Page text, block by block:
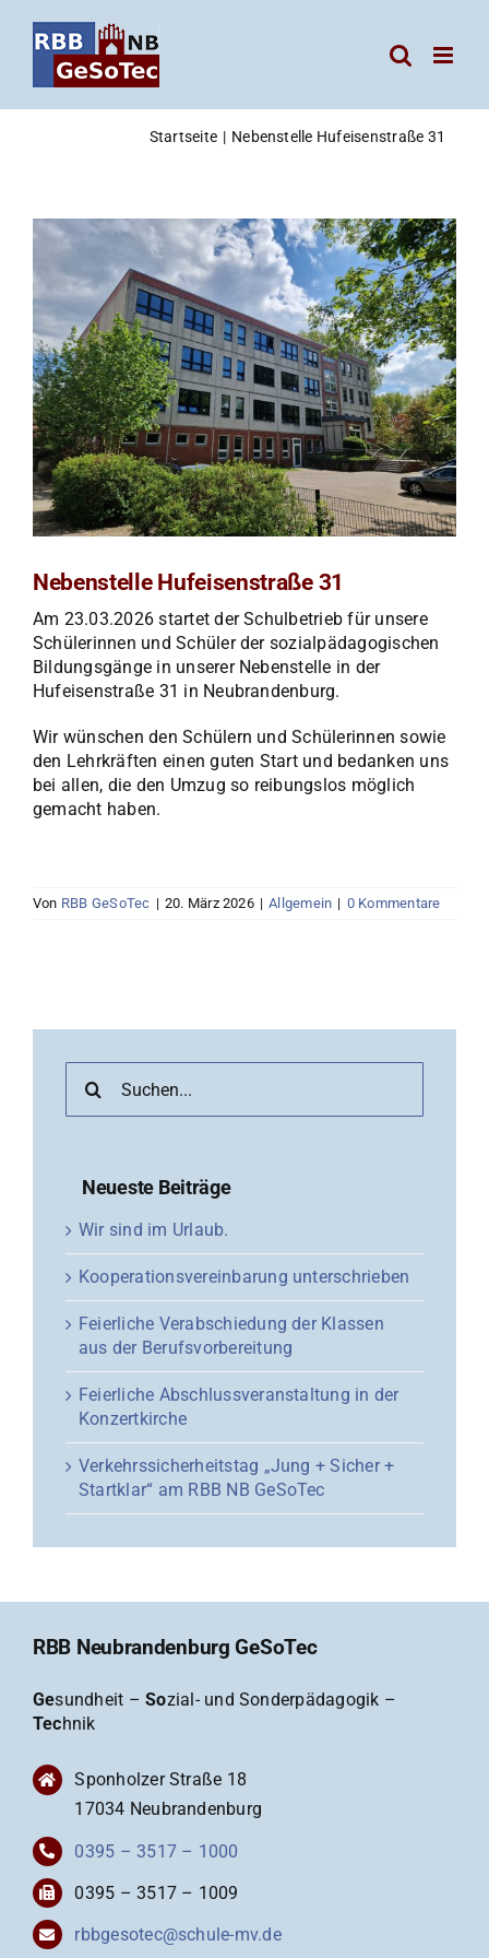
Inhalt
springen
Startseite Nebenstelle Hufeisenstraße 31
Zeige
grösseres
Bild
Nebenstelle Hufeisenstraße 31
Am 23.03.2026 startet der Schulbetrieb für unsere
Schülerinnen und Schüler der sozialpädagogischen
Bildungsgänge in unserer Nebenstelle in der
Hufeisenstraße 31 in Neubrandenburg.
Wir wünschen den Schülern und Schülerinnen sowie
den Lehrkräften einen guten Start und bedanken uns
bei allen, die den Umzug so reibungslos möglich
gemacht haben.
Von RBB GeSoTec | 20. März 2026 | Allgemein | 0 Kommentare
nach:
Neueste Beiträge
Wir sind im Urlaub.
Kooperationsvereinbarung unterschrieben
Feierliche Verabschiedung der Klassen
aus der Berufsvorbereitung
Feierliche Abschlussveranstaltung in der
Konzertkirche
Verkehrssicherheitstag „Jung + Sicher +
Startklar“ am RBB NB GeSoTec
RBB Neubrandenburg GeSoTec
Gesundheit –Sozial- und Sonderpädagogik –
Technik
Sponholzer Straße 18
17034 Neubrandenburg
0395 – 3517 – 1000
0395 – 3517 – 1009
rbbgesotec@schule-mv.de